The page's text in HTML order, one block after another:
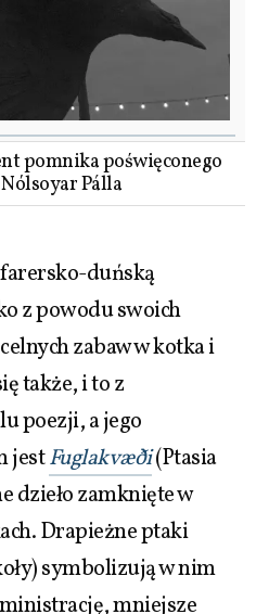
pomnika poświęconego
Pálla
duńską
z powodu swoich
zabaw w kotka i
także, i to z
poezji, a jego
jestFuglakvæði(Ptasia
dzieło zamknięte w
Drapieżne ptaki
symbolizują w nim
mniejsze